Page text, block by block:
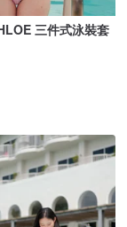
三件式泳裝套